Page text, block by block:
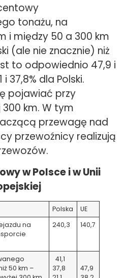
tonażu, na
i między 50 a 300 km
(ale nie znacznie) niż
to odpowiednio 47,9 i
i 37,8% dla Polski.
pojawiać przy
km. W tym
przewagę nad
przewoźnicy realizują
w Polsce i w Unii
Polska
UE
na
240,3 140,7
50 km –
41,1
37,8
47,9